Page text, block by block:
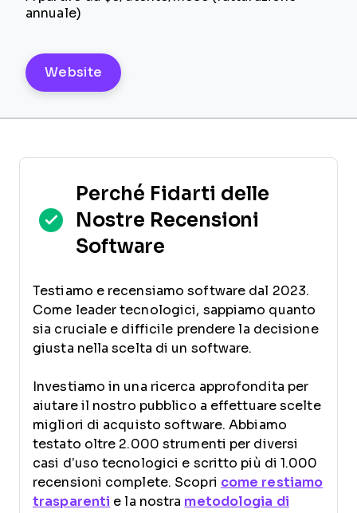
annuale)
Website
Perché Fidarti delle
Nostre Recensioni
Software
Testiamo e recensiamo software dal 2023.
Come leader tecnologici, sappiamo quanto
sia cruciale e difficile prendere la decisione
giusta nella scelta di un software.
Investiamo in una ricerca approfondita per
aiutare il nostro pubblico a effettuare scelte
migliori di acquisto software. Abbiamo
testato oltre 2.000 strumenti per diversi
casi d’uso tecnologici e scritto più di 1.000
recensioni complete. Scopri come restiamo
trasparenti e la nostra metodologia di